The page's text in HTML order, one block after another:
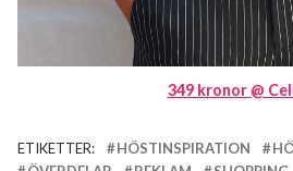
349 kronor @
ETIKETTER: HÖSTINSPIRATION